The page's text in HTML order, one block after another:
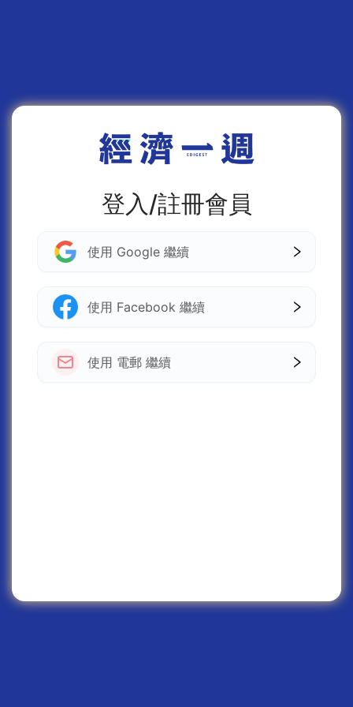
登入/註冊會員
使用 Google 繼續
使用 Facebook 繼續
使用 電郵 繼續